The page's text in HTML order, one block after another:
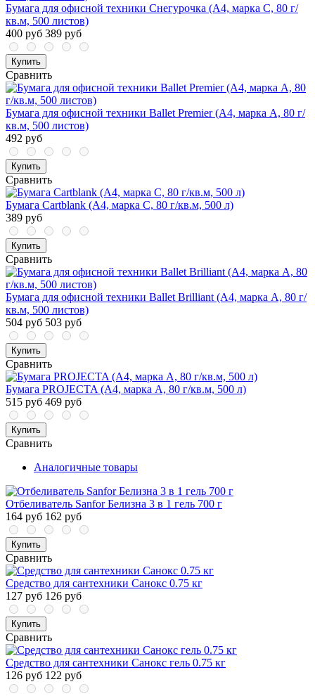
Бумага для офисной техники Снегурочка (А4, марка C, 80 г/
кв.м, 500 листов)
400 руб 389 руб
Купить
Сравнить
Бумага для офисной техники Ballet Premier (А4, марка A, 80 г/
кв.м, 500 листов)
492 руб
Купить
Сравнить
Бумага Cartblank (А4, марка С, 80 г/кв.м, 500 л)
389 руб
Купить
Сравнить
Бумага для офисной техники Ballet Brilliant (А4, марка A, 80 г/
кв.м, 500 листов)
504 руб 503 руб
Купить
Сравнить
Бумага PROJECTA (А4, марка А, 80 г/кв.м, 500 л)
515 руб 469 руб
Купить
Сравнить
Аналогичные товары
Отбеливатель Sanfor Белизна 3 в 1 гель 700 г
164 руб 162 руб
Купить
Сравнить
Средство для сантехники Санокс 0.75 кг
127 руб 126 руб
Купить
Сравнить
Средство для сантехники Санокс гель 0.75 кг
126 руб 122 руб